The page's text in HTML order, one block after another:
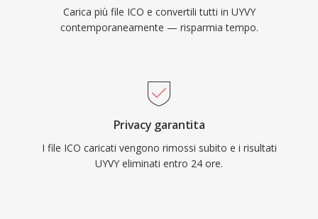
Carica più file ICO e convertili tutti in UYVY
contemporaneamente — risparmia tempo.
Privacy garantita
I file ICO caricati vengono rimossi subito e i risultati
UYVY eliminati entro 24 ore.